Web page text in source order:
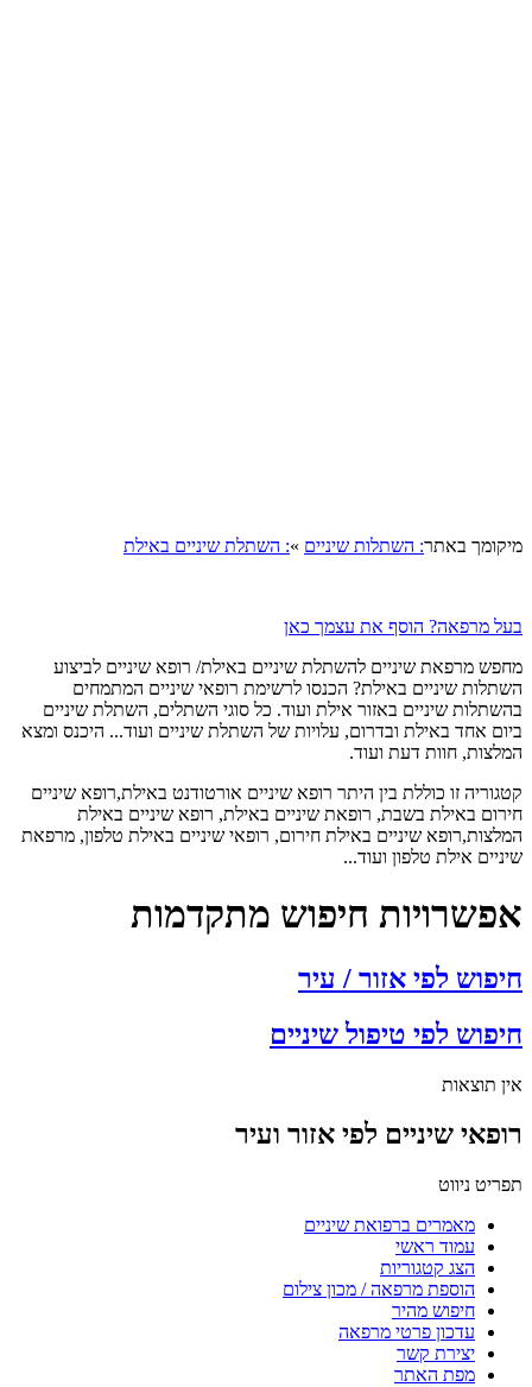
מיקומך באתר: השתלות שיניים »: השתלת שיניים באילת
בעל מרפאה? הוסף את עצמך כאן
מחפש מרפאת שיניים להשתלת שיניים באילת/ רופא שיניים לביצוע
השתלות שיניים באילת? הכנסו לרשימת רופאי שיניים המתמחים
בהשתלות שיניים באזור אילת ועוד. כל סוגי השתלים, השתלת שיניים
ביום אחד באילת ובדרום, עלויות של השתלת שיניים ועוד... היכנס ומצא
המלצות, חוות דעת ועוד.
קטגוריה זו כוללת בין היתר רופא שיניים אורטודנט באילת,רופא שיניים
חירום באילת בשבת, רופאת שיניים באילת, רופא שיניים באילת
המלצות,רופא שיניים באילת חירום, רופאי שיניים באילת טלפון, מרפאת
שיניים אילת טלפון ועוד...
אפשרויות חיפוש מתקדמות
חיפוש לפי אזור / עיר
חיפוש לפי טיפול שיניים
אין תוצאות
רופאי שיניים לפי אזור ועיר
תפריט ניווט
מאמרים ברפואת שיניים
עמוד ראשי
הצג קטגוריות
הוספת מרפאה / מכון צילום
חיפוש מהיר
עדכון פרטי מרפאה
יצירת קשר
מפת האתר